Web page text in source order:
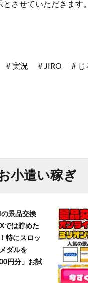
させていただきます。
実況 ＃JIRO ＃じ
小遣い稼ぎ
景品交換
では貯めた
特にスロッ
ダルを
円分」お試